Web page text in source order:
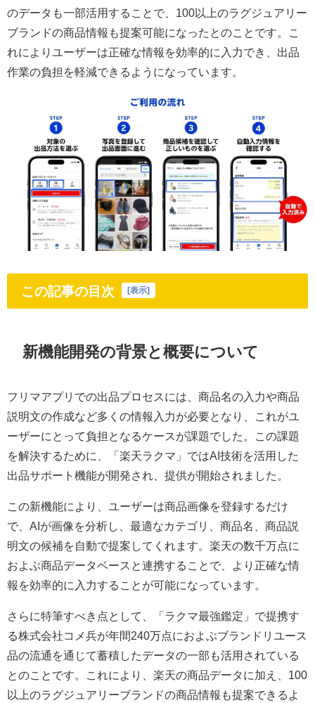
のデータも一部活用することで、100以上のラグジュアリー
ブランドの商品情報も提案可能になったとのことです。こ
れによりユーザーは正確な情報を効率的に入力でき、出品
作業の負担を軽減できるようになっています。
この記事の目次 [表示]
新機能開発の背景と概要について
フリマアプリでの出品プロセスには、商品名の入力や商品
説明文の作成など多くの情報入力が必要となり、これがユ
ーザーにとって負担となるケースが課題でした。この課題
を解決するために、「楽天ラクマ」ではAI技術を活用した
出品サポート機能が開発され、提供が開始されました。
この新機能により、ユーザーは商品画像を登録するだけ
で、AIが画像を分析し、最適なカテゴリ、商品名、商品説
明文の候補を自動で提案してくれます。楽天の数千万点に
およぶ商品データベースと連携することで、より正確な情
報を効率的に入力することが可能になっています。
さらに特筆すべき点として、「ラクマ最強鑑定」で提携す
る株式会社コメ兵が年間240万点におよぶブランドリユース
品の流通を通じて蓄積したデータの一部も活用されている
とのことです。これにより、楽天の商品データに加え、100
以上のラグジュアリーブランドの商品情報も提案できるよ